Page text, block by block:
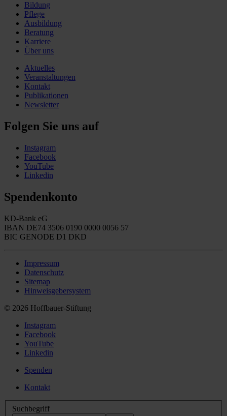
Bildung
Pflege
Ausbildung
Beratung
Karriere
Über uns
Aktuelles
Veranstaltungen
Kontakt
Publikationen
Newsletter
Folgen Sie uns auf
Instagram
Facebook
YouTube
Linkedin
Spendenkonto
KD-Bank eG
IBAN DE74 3506 0190 0000 0056 57
BIC GENODE D1 DKD
Impressum
Datenschutz
Sitemap
Hinweisgebersystem
© 2026 Hoffbauer-Stiftung
Instagram
Facebook
YouTube
Linkedin
Spenden
Kontakt
Suchbegriff